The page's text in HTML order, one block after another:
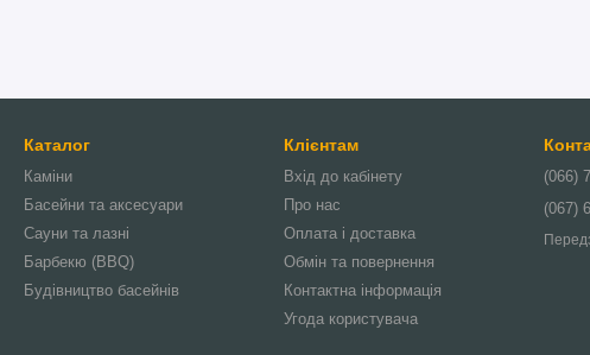
Каталог
Каміни
Басейни та аксесуари
Сауни та лазні
Барбекю (BBQ)
Будівництво басейнів
Клієнтам
Вхід до кабінету
Про нас
Оплата і доставка
Обмін та повернення
Контактна інформація
Угода користувача
(066)
(067)